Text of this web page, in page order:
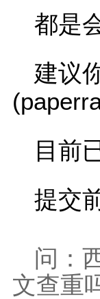
都是
建议
目前
提交
问：
文查重